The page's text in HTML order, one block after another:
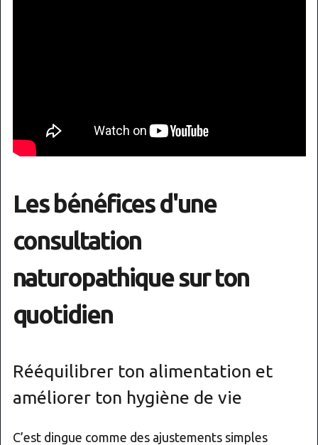
Les bénéfices d'une
consultation
naturopathique sur ton
quotidien
Rééquilibrer ton alimentation et
améliorer ton hygiène de vie
C’est dingue comme des ajustements simples